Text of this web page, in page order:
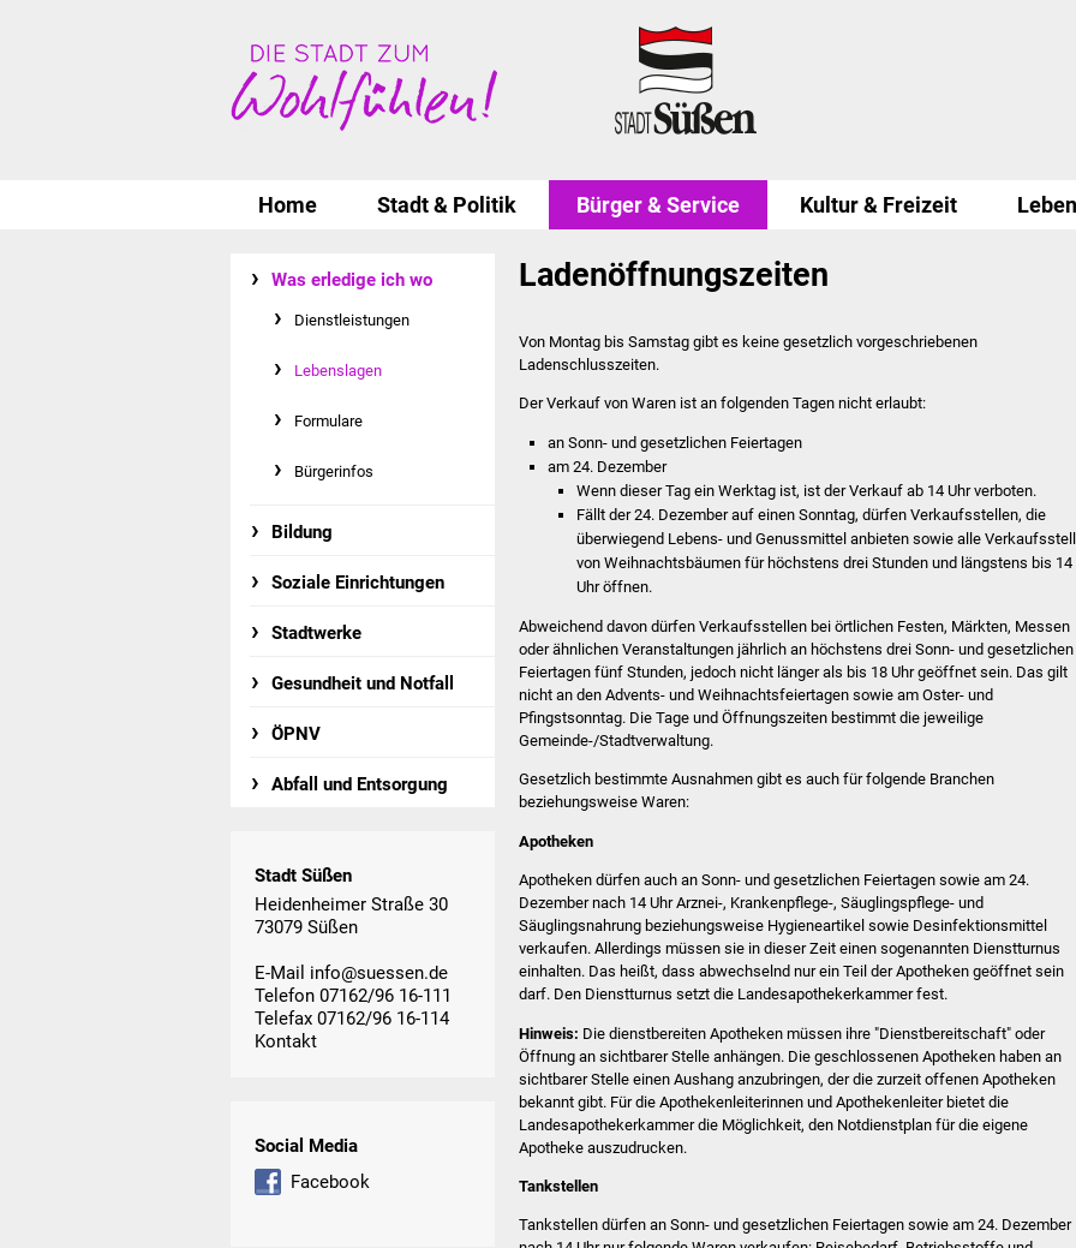
Home Stadt & Politik Bürger & Service Kultur & Freizeit
Was erledige ich wo
Dienstleistungen
Lebenslagen
Formulare
Bürgerinfos
Bildung
Soziale Einrichtungen
Stadtwerke
Gesundheit und Notfall
ÖPNV
Abfall und Entsorgung
Stadt Süßen
Heidenheimer Straße 30
73079 Süßen
E-Mail info@suessen.de
Telefon 07162/96 16-111
Telefax 07162/96 16-114
Kontakt
Social Media
Facebook
Ladenöffnungszeiten
Von Montag bis Samstag gibt es keine gesetzlich vorgeschriebenen
Ladenschlusszeiten.
Der Verkauf von Waren ist an folgenden Tagen nicht erlaubt:
an Sonn- und gesetzlichen Feiertagen
am 24. Dezember
Wenn dieser Tag ein Werktag ist, ist der Verkauf ab 14 Uhr verboten.
Fällt der 24. Dezember auf einen Sonntag, dürfen Verkaufsstellen, die
überwiegend Lebens- und Genussmittel anbieten sowie alle
von Weihnachtsbäumen für höchstens drei Stunden und längstens bis 14
Uhr öffnen.
Abweichend davon dürfen Verkaufsstellen bei örtlichen Festen, Märkten, Messen
oder ähnlichen Veranstaltungen jährlich an höchstens drei Sonn- und gesetzlichen
Feiertagen fünf Stunden, jedoch nicht länger als bis 18 Uhr geöffnet sein. Das gilt
nicht an den Advents- und Weihnachtsfeiertagen sowie am Oster- und
Pfingstsonntag. Die Tage und Öffnungszeiten bestimmt die jeweilige
Gemeinde-/Stadtverwaltung.
Gesetzlich bestimmte Ausnahmen gibt es auch für folgende Branchen
beziehungsweise Waren:
Apotheken
Apotheken dürfen auch an Sonn- und gesetzlichen Feiertagen sowie am 24.
Dezember nach 14 Uhr Arznei-, Krankenpflege-, Säuglingspflege- und
Säuglingsnahrung beziehungsweise Hygieneartikel sowie Desinfektionsmittel
verkaufen. Allerdings müssen sie in dieser Zeit einen sogenannten Dienstturnus
einhalten. Das heißt, dass abwechselnd nur ein Teil der Apotheken geöffnet sein
darf. Den Dienstturnus setzt die Landesapothekerkammer fest.
Hinweis: Die dienstbereiten Apotheken müssen ihre "Dienstbereitschaft" oder
Öffnung an sichtbarer Stelle anhängen. Die geschlossenen Apotheken haben an
sichtbarer Stelle einen Aushang anzubringen, der die zurzeit offenen Apotheken
bekannt gibt. Für die Apothekenleiterinnen und Apothekenleiter bietet die
Landesapothekerkammer die Möglichkeit, den Notdienstplan für die eigene
Apotheke auszudrucken.
Tankstellen
Tankstellen dürfen an Sonn- und gesetzlichen Feiertagen sowie am 24. Dezember